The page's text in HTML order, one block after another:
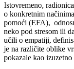
Istovremeno,
o konkretnim
pomoći (EFA),
neko pod stresom ili
učili o empatiji,
je na različite oblike
pokazale kao